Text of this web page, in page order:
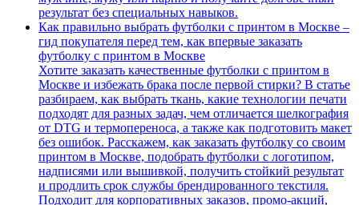
результат без специальных навыков.
Как правильно выбрать футболки с принтом в Москве –
гид покупателя перед тем, как впервые заказать
футболку с принтом в Москве
Хотите заказать качественные футболки с принтом в
Москве и избежать брака после первой стирки? В статье
разбираем, как выбрать ткань, какие технологии печати
подходят для разных задач, чем отличается шелкография
от DTG и термопереноса, а также как подготовить макет
без ошибок. Расскажем, как заказать футболку со своим
принтом в Москве, подобрать футболки с логотипом,
надписями или вышивкой, получить стойкий результат
и продлить срок службы брендированного текстиля.
Подходит для корпоративных заказов, промо-акций,